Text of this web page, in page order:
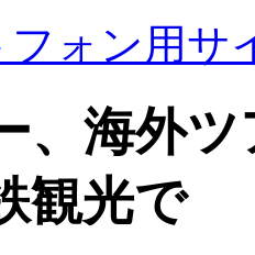
フォン用サ
、海外
観光で